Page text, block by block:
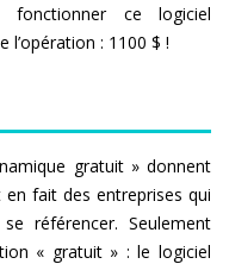
ce logiciel
l’opération : 1100 $ !
gratuit » donnent
fait des entreprises qui
référencer. Seulement
« gratuit » : le logiciel